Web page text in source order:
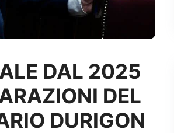
DAL 2025
DEL
DURIGON